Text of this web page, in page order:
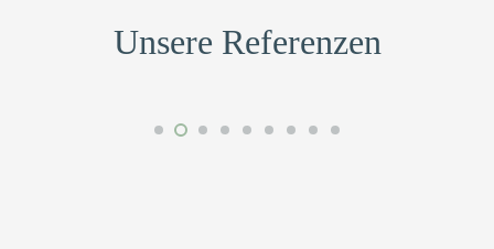
Unsere Referenzen
Neubau Wohnhaus
Wohnhaus auf dem Gelände der